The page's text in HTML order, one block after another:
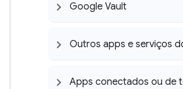
Google Vault
Outros apps e serviços
Apps conectados ou de